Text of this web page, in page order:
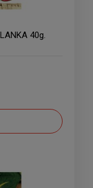
40g.